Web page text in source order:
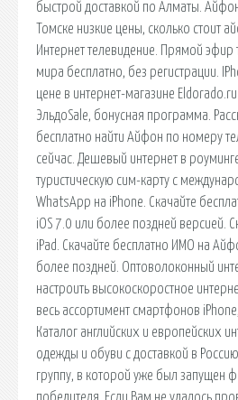
быстрой доставкой по Алматы.
Томске низкие цены, сколько стоит
Интернет телевидение. Прямой эфир
мира бесплатно, без регистрации.
цене в интернет-магазине
ЭльдоSale, бонусная программа.
бесплатно найти Айфон по номеру
сейчас. Дешевый интернет в
туристическую сим-карту с
WhatsApp на iPhone. Скачайте
iOS 7.0 или более поздней версией.
iPad. Скачайте бесплатно ИМО на
более поздней. Оптоволоконный
настроить высокоскоростное
весь ассортимент смартфонов
Каталог английских и европейских
одежды и обуви с доставкой в
группу, в которой уже был запущен
победителя. Если Вам не удалось